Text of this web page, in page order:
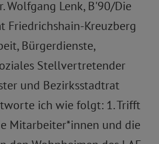
Wolfgang Lenk, B'90/Die
Friedrichshain-Kreuzberg
Bürgerdienste,
Stellvertretender
und Bezirksstadtrat
ich wie folgt: 1. Trifft
Mitarbeiter*innen und die